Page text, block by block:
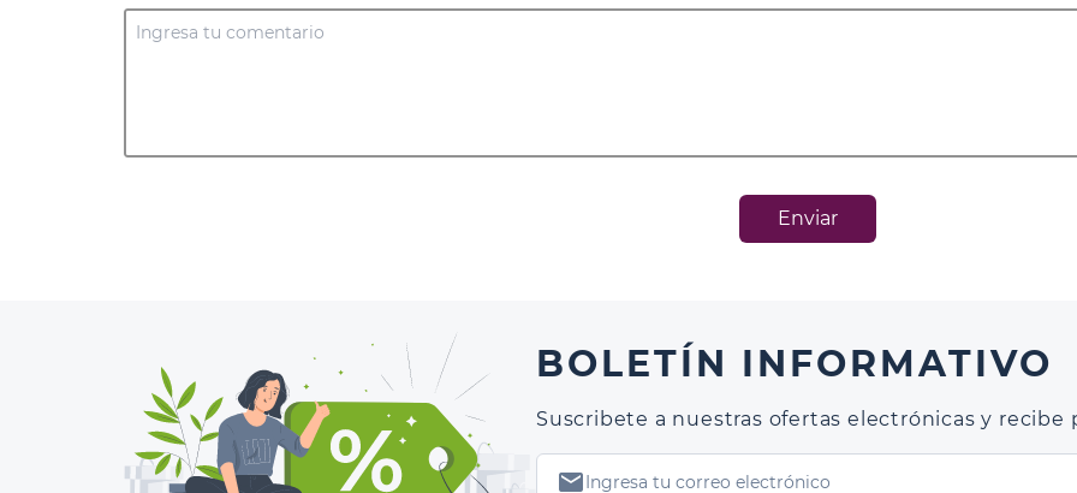
Enviar
BOLETÍN INFORMATIVO
Suscribete a nuestras ofertas electrónicas y recibe
mail